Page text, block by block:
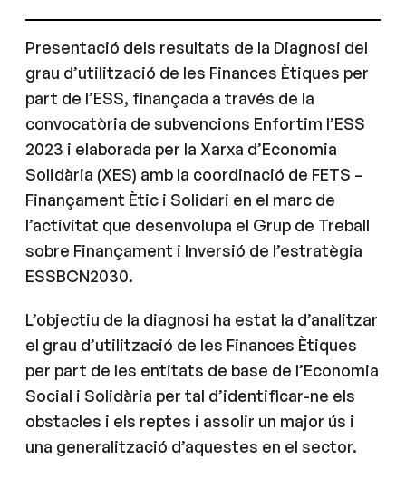
Presentació dels resultats de la Diagnosi del
grau d’utilització de les Finances Ètiques per
part de l’ESS, finançada a través de la
convocatòria de subvencions Enfortim l’ESS
2023 i elaborada per la Xarxa d’Economia
Solidària (XES) amb la coordinació de FETS –
Finançament Ètic i Solidari en el marc de
l’activitat que desenvolupa el Grup de Treball
sobre Finançament i Inversió de l’estratègia
ESSBCN2030.
L’objectiu de la diagnosi ha estat la d’analitzar
el grau d’utilització de les Finances Ètiques
per part de les entitats de base de l’Economia
Social i Solidària per tal d’identificar-ne els
obstacles i els reptes i assolir un major ús i
una generalització d’aquestes en el sector.